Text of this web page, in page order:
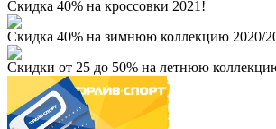
Скидка 40% на кроссовки 2021!
Скидка 40% на зимнюю коллекцию 2020/
Скидки от 25 до 50% на летнюю